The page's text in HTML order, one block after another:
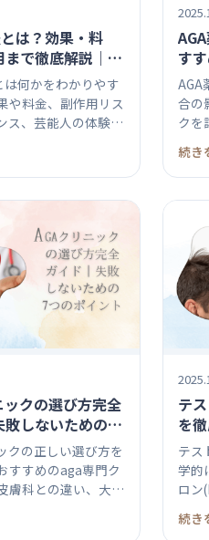
は？効果・料
で徹底解説｜後
の薄毛治療ガイ
は何かをわかりやす
や料金、副作用リス
ス、芸能人の体験
す
せ
く
AGA
合の
クを
や飲...
続き
ックの選び方完全
敗しないための7
ト
クの正しい選び方を
すすめのaga専門ク
膚科との違い、大学
テ
を
と
テス
学的
ロン
策、...
続き